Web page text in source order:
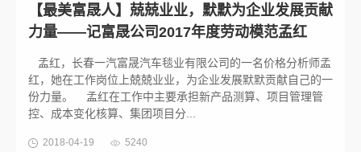
【最美富晟人】兢兢业业，默默为企业发展贡献
力量——记富晟公司2017年度劳动模范孟红
孟红，长春一汽富晟汽车毯业有限公司的一名价格分析师孟
红，她在工作岗位上兢兢业业，为企业发展默默贡献自己的一
份力量。 孟红在工作中主要承担新产品测算、项目管理管
控、成本变化核算、集团项目分...
2018-04-19 5240